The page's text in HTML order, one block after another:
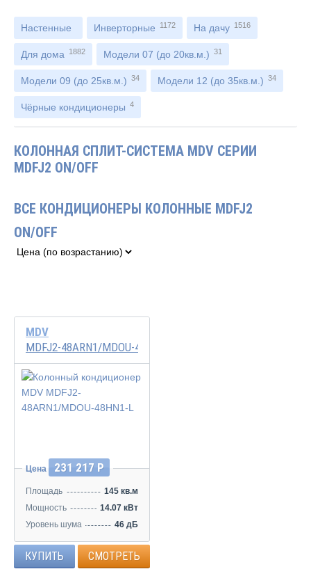
Настенные Инверторные 1172 На дачу 1516
Для дома 1882 Модели 07 (до 20кв.м.) 31
Модели 09 (до 25кв.м.) 34 Модели 12 (до 35кв.м.) 34
Чёрные кондиционеры 4
КОЛОННАЯ СПЛИТ-СИСТЕМА MDV СЕРИИ
MDFJ2 ON/OFF
ВСЕ КОНДИЦИОНЕРЫ КОЛОННЫЕ MDFJ2
ON/OFF
MDV
MDFJ2-48ARN1/MDOU-48HN1-L
Цена 231 217 Р
Площадь
145 кв.м
Мощность
14.07 кВт
Уровень шума
46 дБ
КУПИТЬ СМОТРЕТЬ